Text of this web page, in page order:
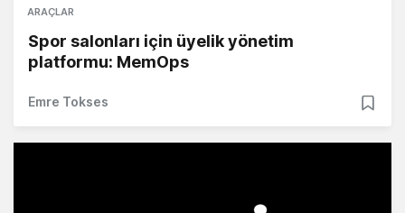
ARAÇLAR
Spor salonları için üyelik yönetim
platformu: MemOps
Emre Tokses